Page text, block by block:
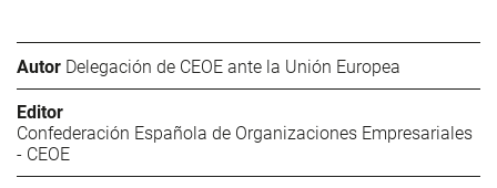
Autor Delegación de CEOE ante la Unión Europea
Editor
Confederación Española de Organizaciones Empresariales
- CEOE